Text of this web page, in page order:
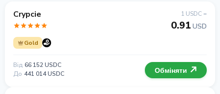
Crypcie
Gold
1 USDC =
0.91 USD
Від 66 152 USDC
До 441 014 USDC Обміняти